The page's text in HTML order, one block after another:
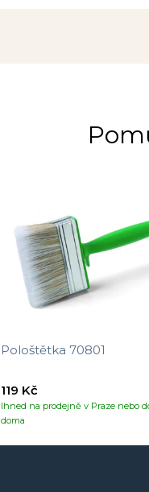
Pološtětka 70801
Ihned na prodejně v Praze nebo
doma
119 Kč